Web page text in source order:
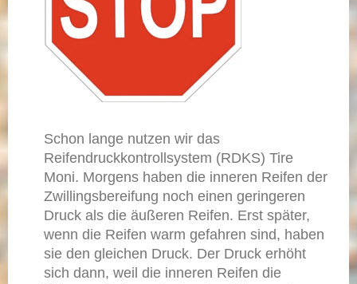
Schon lange nutzen wir das
Reifendruckkontrollsystem (RDKS) Tire
Moni. Morgens haben die inneren Reifen der
Zwillingsbereifung noch einen geringeren
Druck als die äußeren Reifen. Erst später,
wenn die Reifen warm gefahren sind, haben
sie den gleichen Druck. Der Druck erhöht
sich dann, weil die inneren Reifen die